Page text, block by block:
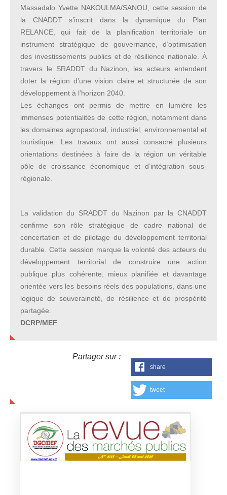
Massadalo Yvette NAKOULMA/SANOU, cette session de
la CNADDT s’inscrit dans la dynamique du Plan
RELANCE, qui fait de la planification territoriale un
instrument stratégique de gouvernance, d’optimisation
des investissements publics et de résilience nationale. À
travers le SRADDT du Nazinon, les acteurs entendent
doter la région d’une vision claire et structurée de son
développement à l’horizon 2040.
Les échanges ont permis de mettre en lumière les
immenses potentialités de cette région, notamment dans
les domaines agropastoral, industriel, environnemental et
touristique. Les travaux ont aussi consacré plusieurs
orientations destinées à faire de la région un véritable
pôle de croissance économique et d’intégration sous-
régionale.
La validation du SRADDT du Nazinon par la CNADDT
confirme son rôle stratégique de cadre national de
concertation et de pilotage du développement territorial
durable. Cette session marque la volonté des acteurs du
développement territorial de construire une action
publique plus cohérente, mieux planifiée et davantage
orientée vers les besoins réels des populations, dans une
logique de souveraineté, de résilience et de prospérité
partagée.
DCRP/MEF
Partager sur :
share
tweet